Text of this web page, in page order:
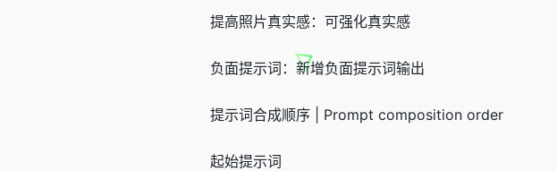
提高照片真实感：可强化真实感
负面提示词：新增负面提示词输出
提示词合成顺序 | Prompt composition order
起始提示词